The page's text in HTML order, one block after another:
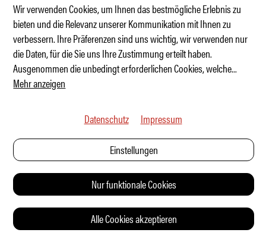
SERVICE
Wir verwenden Cookies, um Ihnen das bestmögliche Erlebnis zu
bieten und die Relevanz unserer Kommunikation mit Ihnen zu
verbessern. Ihre Präferenzen sind uns wichtig, wir verwenden nur
die Daten, für die Sie uns Ihre Zustimmung erteilt haben.
Ausgenommen die unbedingt erforderlichen Cookies, welche...
Mehr anzeigen
Datenschutz Impressum
Einstellungen
Nur funktionale Cookies
Alle Cookies akzeptieren